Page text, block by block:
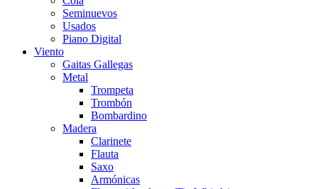
Seminuevos
Usados
Piano Digital
Viento
Gaitas Gallegas
Metal
Trompeta
Trombón
Bombardino
Madera
Clarinete
Flauta
Saxo
Armónicas